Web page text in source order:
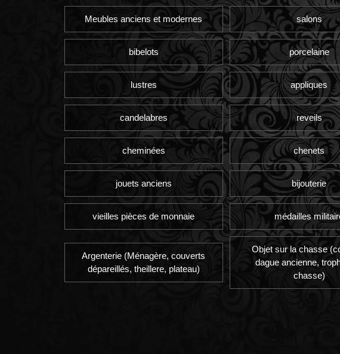
Meubles anciens et modernes salons
bibelots porcelaine
lustres appliques
candelabres reveils
cheminées chenets
jouets anciens bijouterie
vieilles pièces de monnaie médailles
Argenterie (Ménagère, couverts
dépareillés, theillere, plateau)
Objet sur la chasse
dague ancienne,
chasse)